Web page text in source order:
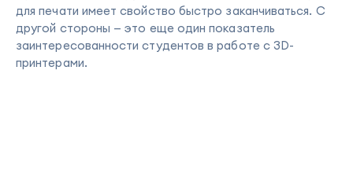
для печати имеет свойство быстро заканчиваться. С
другой стороны — это еще один показатель
заинтересованности студентов в работе с 3D-
принтерами.